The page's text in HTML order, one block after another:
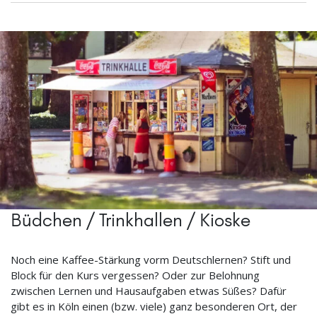
Büdchen / Trinkhallen / Kioske
Noch eine Kaffee-Stärkung vorm Deutschlernen? Stift und
Block für den Kurs vergessen? Oder zur Belohnung
zwischen Lernen und Hausaufgaben etwas Süßes? Dafür
gibt es in Köln einen (bzw. viele) ganz besonderen Ort, der